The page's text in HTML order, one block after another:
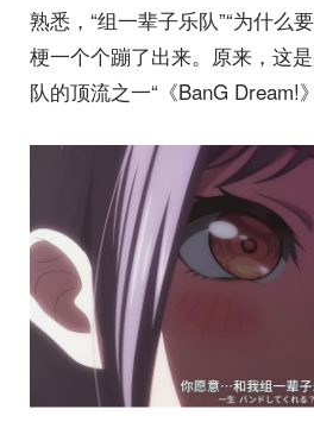
熟悉，“组一辈子乐队”“为什么
梗一个个蹦了出来。原来，这
队的顶流之一“《BanG Dream!